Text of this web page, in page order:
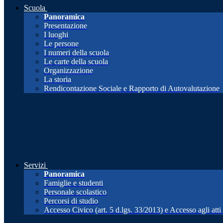
Scuola
Panoramica
Presentazione
I luoghi
Le persone
I numeri della scuola
Le carte della scuola
Organizzazione
La storia
Rendicontazione Sociale e Rapporto di Autovalutazione
Servizi
Panoramica
Famiglie e studenti
Personale scolastico
Percorsi di studio
Accesso Civico (art. 5 d.lgs. 33/2013) e Accesso agli